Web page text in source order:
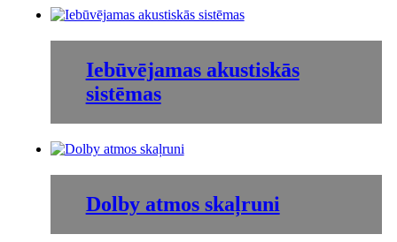
Iebūvējamas akustiskās
sistēmas
Dolby atmos skaļruni